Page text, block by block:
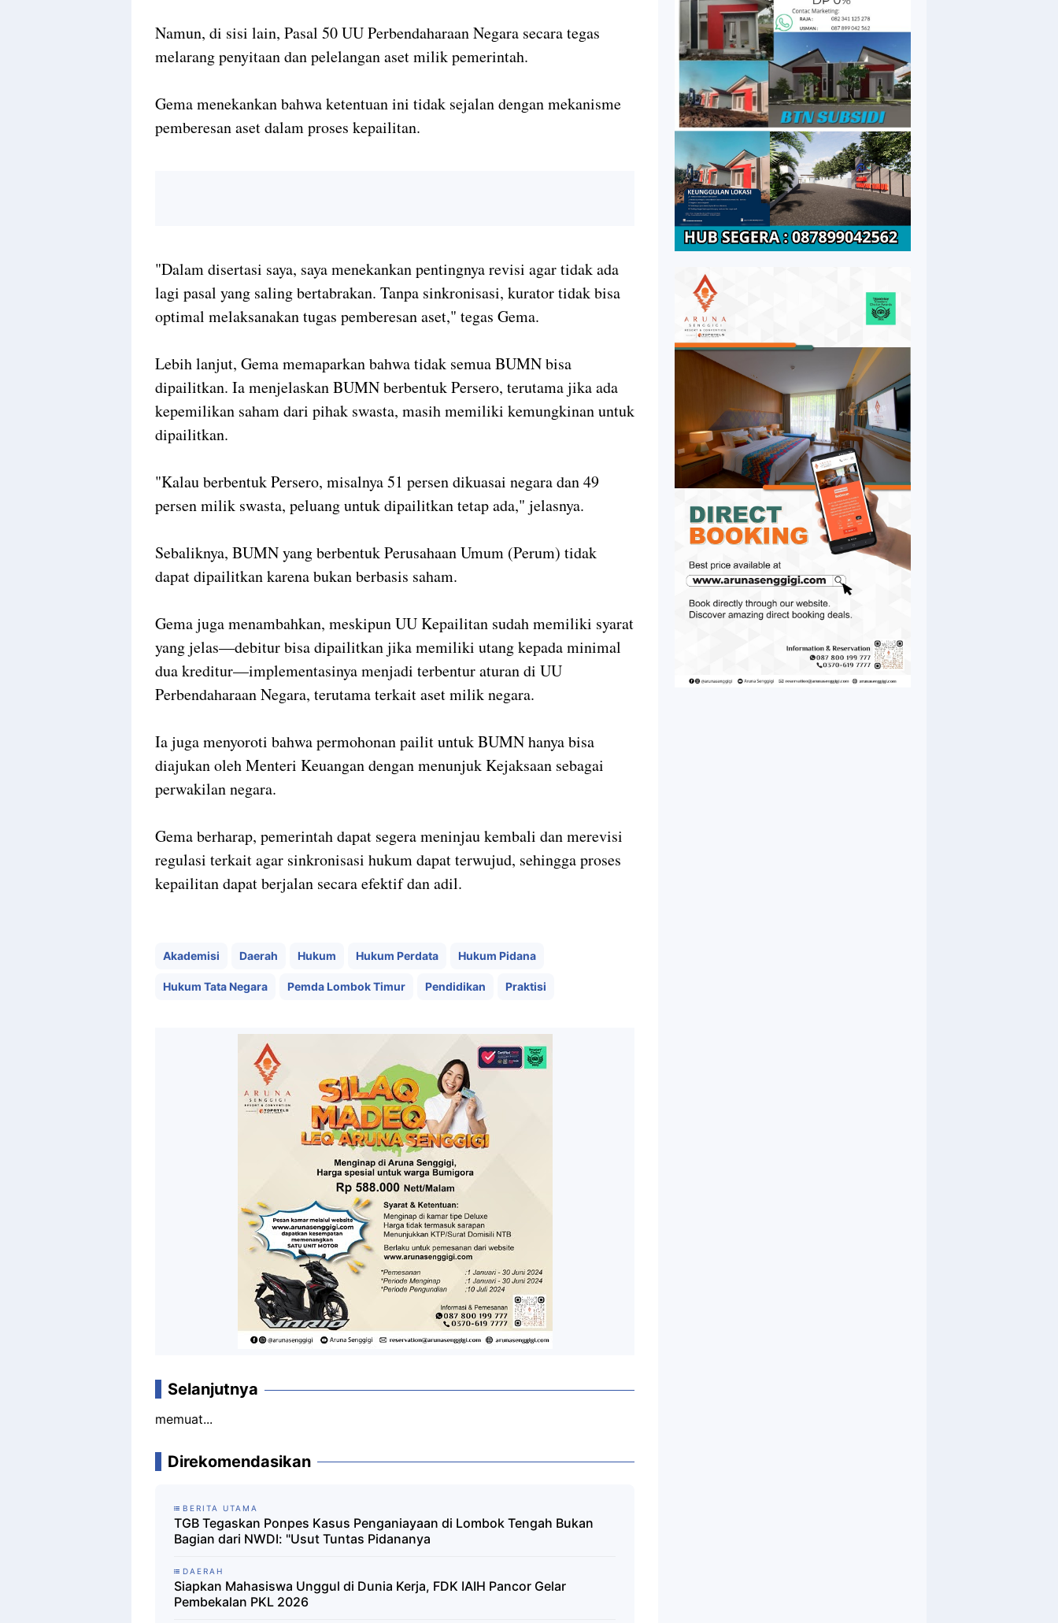
Namun, di sisi lain, Pasal 50 UU Perbendaharaan Negara secara tegas
melarang penyitaan dan pelelangan aset milik pemerintah.
Gema menekankan bahwa ketentuan ini tidak sejalan dengan mekanisme
pemberesan aset dalam proses kepailitan.
"Dalam disertasi saya, saya menekankan pentingnya revisi agar tidak ada
lagi pasal yang saling bertabrakan. Tanpa sinkronisasi, kurator tidak bisa
optimal melaksanakan tugas pemberesan aset," tegas Gema.
Lebih lanjut, Gema memaparkan bahwa tidak semua BUMN bisa
dipailitkan. Ia menjelaskan BUMN berbentuk Persero, terutama jika ada
kepemilikan saham dari pihak swasta, masih memiliki kemungkinan untuk
dipailitkan.
"Kalau berbentuk Persero, misalnya 51 persen dikuasai negara dan 49
persen milik swasta, peluang untuk dipailitkan tetap ada," jelasnya.
Sebaliknya, BUMN yang berbentuk Perusahaan Umum (Perum) tidak
dapat dipailitkan karena bukan berbasis saham.
Gema juga menambahkan, meskipun UU Kepailitan sudah memiliki syarat
yang jelas—debitur bisa dipailitkan jika memiliki utang kepada minimal
dua kreditur—implementasinya menjadi terbentur aturan di UU
Perbendaharaan Negara, terutama terkait aset milik negara.
Ia juga menyoroti bahwa permohonan pailit untuk BUMN hanya bisa
diajukan oleh Menteri Keuangan dengan menunjuk Kejaksaan sebagai
perwakilan negara.
Gema berharap, pemerintah dapat segera meninjau kembali dan merevisi
regulasi terkait agar sinkronisasi hukum dapat terwujud, sehingga proses
kepailitan dapat berjalan secara efektif dan adil.
Akademisi Daerah Hukum Hukum Perdata Hukum Pidana
Hukum Tata Negara Pemda Lombok Timur Pendidikan Praktisi
Selanjutnya
memuat...
Direkomendasikan
BERITA UTAMA
TGB Tegaskan Ponpes Kasus Penganiayaan di Lombok Tengah Bukan
Bagian dari NWDI: "Usut Tuntas Pidananya
DAERAH
Siapkan Mahasiswa Unggul di Dunia Kerja, FDK IAIH Pancor Gelar
Pembekalan PKL 2026